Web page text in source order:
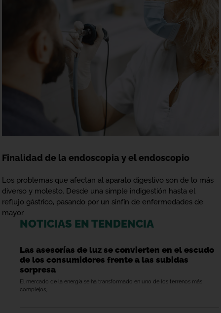
Finalidad de la endoscopia y el endoscopio
Los problemas que afectan al aparato digestivo son de lo más
diverso y molesto. Desde una simple indigestión hasta el
reflujo gástrico, pasando por un sinfín de enfermedades de
mayor
NOTICIAS EN TENDENCIA
Las asesorías de luz se convierten en el escudo
de los consumidores frente a las subidas
sorpresa
El mercado de la energía se ha transformado en uno de los terrenos más
complejos,